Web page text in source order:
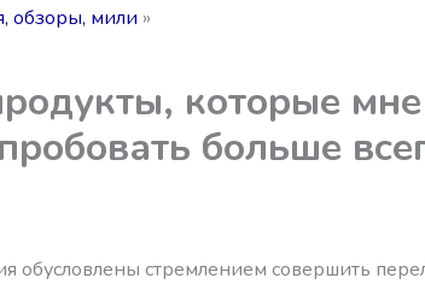
обзоры, мили
которые мне
больше
обусловлены стремлением совершить